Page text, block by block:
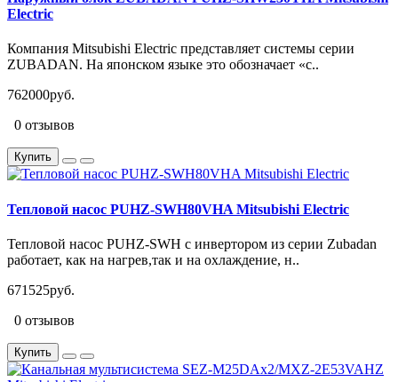
Electric
Компания Mitsubishi Electric представляет системы серии
ZUBADAN. На японском языке это обозначает «с..
762000руб.
0 отзывов
Купить
Тепловой насос PUHZ-SWH80VHA Mitsubishi Electric
Тепловой насос PUHZ-SWH с инвертором из серии Zubadan
работает, как на нагрев,так и на охлаждение, н..
671525руб.
0 отзывов
Купить